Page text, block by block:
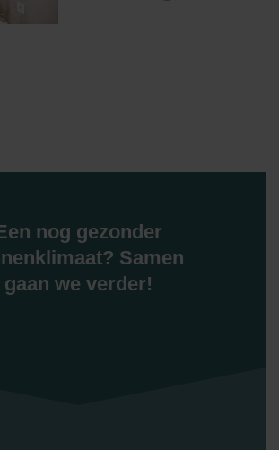
nog gezonder
Samen
gaan we verder!